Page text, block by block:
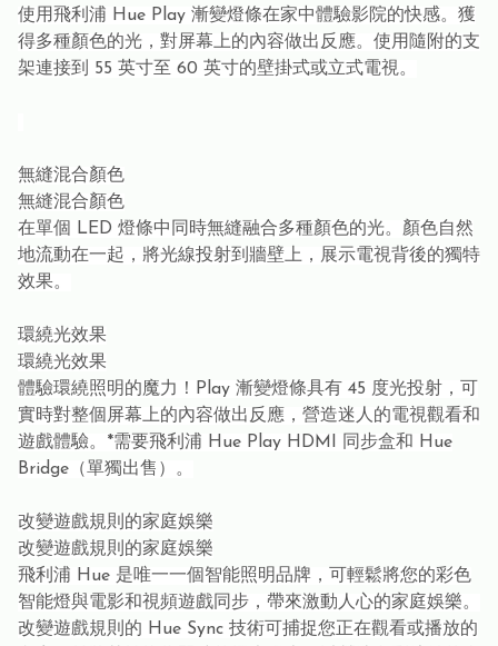
使用飛利浦 Hue Play 漸變燈條在家中體驗影院的快感。獲
得多種顏色的光，對屏幕上的內容做出反應。使用隨附的支
架連接到 55 英寸至 60 英寸的壁掛式或立式電視。
無縫混合顏色
無縫混合顏色
在單個 LED 燈條中同時無縫融合多種顏色的光。顏色自然
地流動在一起，將光線投射到牆壁上，展示電視背後的獨特
效果。
環繞光效果
環繞光效果
體驗環繞照明的魔力！Play 漸變燈條具有 45 度光投射，可
實時對整個屏幕上的內容做出反應，營造迷人的電視觀看和
遊戲體驗。*需要飛利浦 Hue Play HDMI 同步盒和 Hue
Bridge（單獨出售）。
改變遊戲規則的家庭娛樂
改變遊戲規則的家庭娛樂
飛利浦 Hue 是唯一一個智能照明品牌，可輕鬆將您的彩色
智能燈與電影和視頻遊戲同步，帶來激動人心的家庭娛樂。
改變遊戲規則的 Hue Sync 技術可捕捉您正在觀看或播放的